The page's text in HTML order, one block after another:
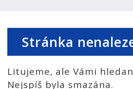
Stránka
Litujeme, ale Vámi
Nejspíš byla smazána.